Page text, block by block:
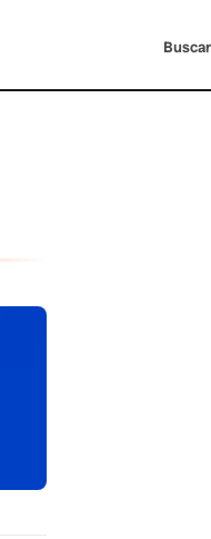
Buscar